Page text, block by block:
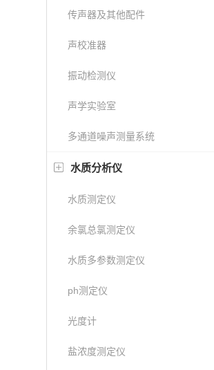
传声器及其他配件
声校准器
振动检测仪
声学实验室
多通道噪声测量系统
水质分析仪
水质测定仪
余氯总氯测定仪
水质多参数测定仪
ph测定仪
光度计
盐浓度测定仪